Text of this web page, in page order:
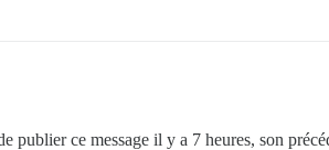
publier ce message il y a 7 heures, son